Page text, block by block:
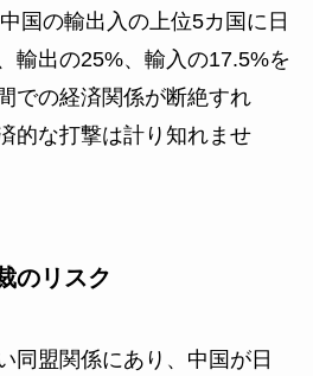
国の輸出入の上位5カ国に日
輸出の25%、輸入の17.5%を
での経済関係が断絶すれ
的な打撃は計り知れませ
のリスク
同盟関係にあり、中国が日